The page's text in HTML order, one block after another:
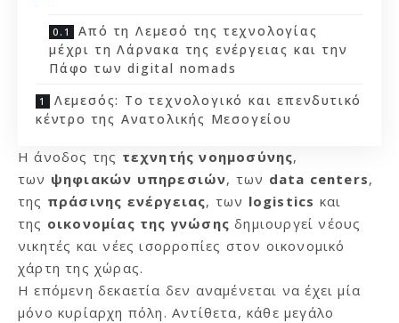
Από τη Λεμεσό της τεχνολογίας
μέχρι τη Λάρνακα της ενέργειας και την
Πάφο των digital nomads
Λεμεσός: Το τεχνολογικό και επενδυτικό
κέντρο της Ανατολικής Μεσογείου
Η άνοδος της τεχνητής νοημοσύνης,
των ψηφιακών υπηρεσιών, των data centers,
της πράσινης ενέργειας, των logistics και
της οικονομίας της γνώσης δημιουργεί νέους
νικητές και νέες ισορροπίες στον οικονομικό
χάρτη της χώρας.
Η επόμενη δεκαετία δεν αναμένεται να έχει μία
μόνο κυρίαρχη πόλη. Αντίθετα, κάθε μεγάλο